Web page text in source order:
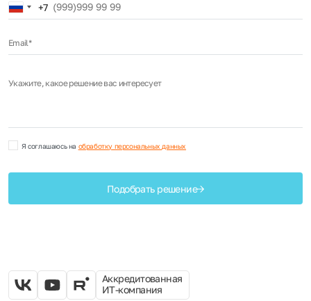
Russia
+7
+7
Email*
Укажите, какое решение вас интересует
Я соглашаюсь на обработку персональных данных
Подобрать решение
Аккредитованная
ИТ-компания